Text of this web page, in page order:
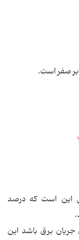
صفر است.
این است که درصد
برق باشد این